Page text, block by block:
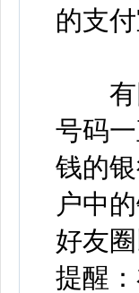
的支
有网
号码
钱的
户中
好友
提醒